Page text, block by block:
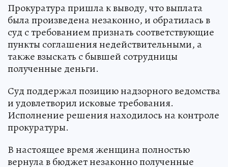
Прокуратура пришла к выводу, что выплата
была произведена незаконно, и обратилась в
суд с требованием признать соответствующие
пункты соглашения недействительными, а
также взыскать с бывшей сотрудницы
полученные деньги.
Суд поддержал позицию надзорного ведомства
и удовлетворил исковые требования.
Исполнение решения находилось на контроле
прокуратуры.
В настоящее время женщина полностью
вернула в бюджет незаконно полученные